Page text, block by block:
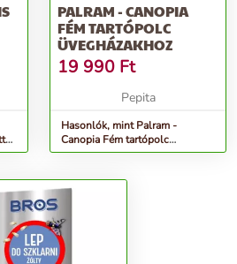
PALRAM - CANOPIA
FÉM TARTÓPOLC
ÜVEGHÁZAKHOZ
19 990 Ft
Pepita
Hasonlók, mint Palram -
Canopia Fém tartópolc
üvegházakhoz